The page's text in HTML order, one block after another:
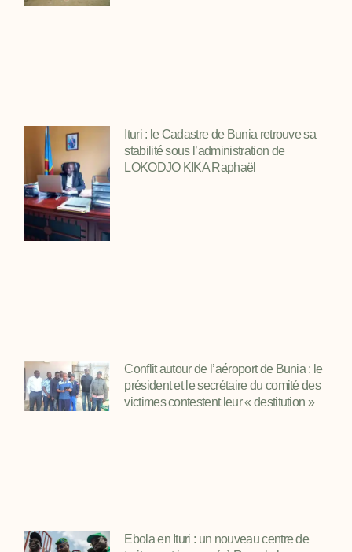
Ituri : le Cadastre de Bunia retrouve sa
stabilité sous l’administration de
LOKODJO KIKA Raphaël
Conflit autour de l’aéroport de Bunia : le
président et le secrétaire du comité des
victimes contestent leur « destitution »
Ebola en Ituri : un nouveau centre de